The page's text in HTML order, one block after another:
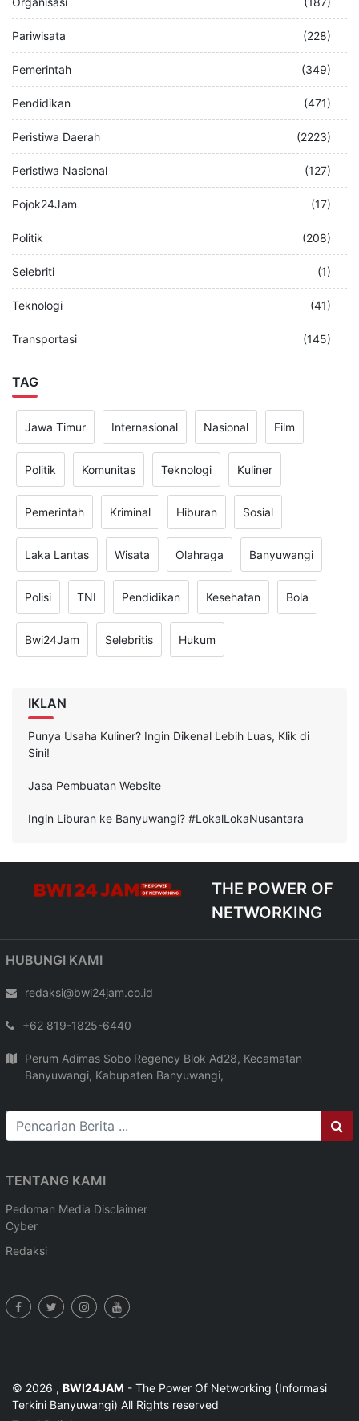
Pariwisata (228)
Pemerintah (349)
Pendidikan (471)
Peristiwa Daerah (2223)
Peristiwa Nasional (127)
Pojok24Jam (17)
Politik (208)
Selebriti (1)
Teknologi (41)
Transportasi (145)
TAG
Jawa Timur Internasional Nasional Film
Politik Komunitas Teknologi Kuliner
Pemerintah Kriminal Hiburan Sosial
Laka Lantas Wisata Olahraga Banyuwangi
Polisi TNI Pendidikan Kesehatan Bola
Bwi24Jam Selebritis Hukum
IKLAN
Punya Usaha Kuliner? Ingin Dikenal Lebih Luas, Klik di
Sini!
Jasa Pembuatan Website
Ingin Liburan ke Banyuwangi? #LokalLokaNusantara
THE POWER OF
NETWORKING
HUBUNGI KAMI
redaksi@bwi24jam.co.id
+62 819-1825-6440
Perum Adimas Sobo Regency Blok Ad28, Kecamatan
Banyuwangi, Kabupaten Banyuwangi,
TENTANG KAMI
Pedoman Media
Cyber
Disclaimer
Redaksi
© 2026 , BWI24JAM - The Power Of Networking (Informasi
Terkini Banyuwangi) All Rights reserved